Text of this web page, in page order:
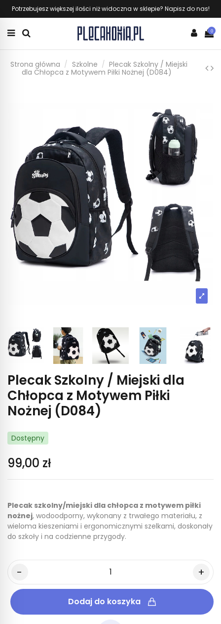
Potrzebujesz większej ilości niż widoczna w sklepie? Napisz do nas!
0
Strona główna Szkolne
Plecak Szkolny / Miejski
dla Chłopca z Motywem Piłki Nożnej (D084)
Plecak Szkolny / Miejski dla
Chłopca z Motywem Piłki
Nożnej (D084)
Dostępny
99,00 zł
Plecak szkolny/miejski dla chłopca z motywem piłki
nożnej, wodoodporny, wykonany z trwałego materiału, z
wieloma kieszeniami i ergonomicznymi szelkami, doskonały
do szkoły i na codzienne przygody.
Dodaj do koszyka